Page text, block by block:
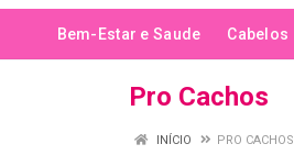
Bem-Estar e Saude Cabelos
Pro Cachos
INÍCIO PRO CACHOS